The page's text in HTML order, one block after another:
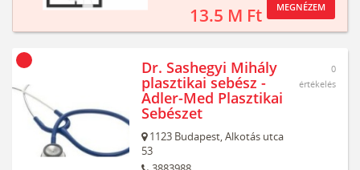
13.5 M Ft MEGNÉZEM
Dr. Sashegyi Mihály
plasztikai sebész -
Adler-Med Plasztikai
Sebészet
1123 Budapest,Alkotás utca
53
0
értékelés